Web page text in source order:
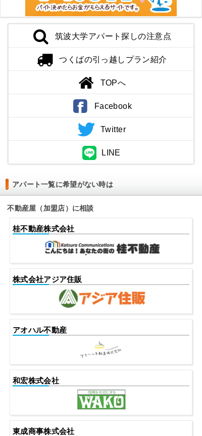
筑波大学アパート探しの注意点
つくばの引っ越しプラン紹介
TOPへ
Facebook
Twitter
LINE
アパート一覧に希望がない時は
不動産屋（加盟店）に相談
桂不動産株式会社
株式会社アジア住販
アオハル不動産
和宏株式会社
東成商事株式会社